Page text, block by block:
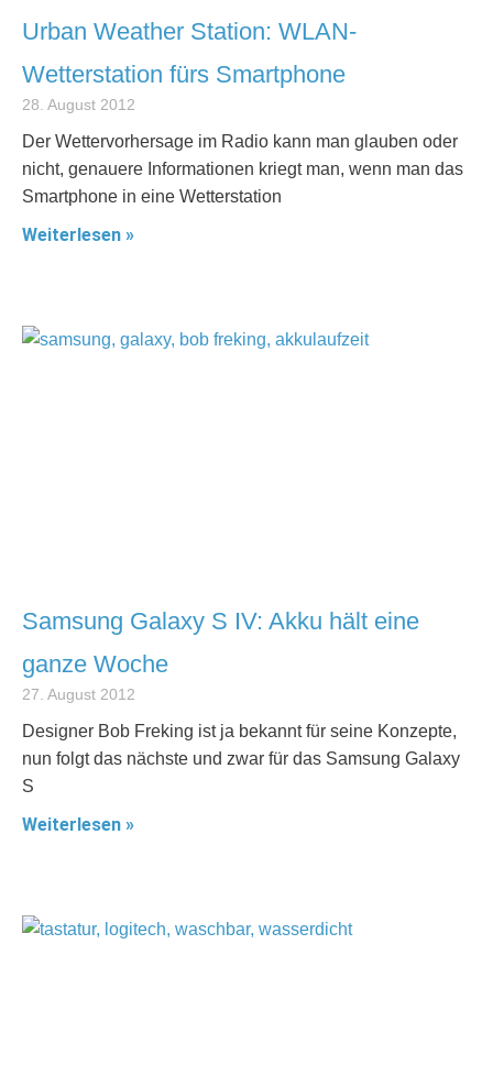
Urban Weather Station: WLAN-
Wetterstation fürs Smartphone
28. August 2012
Der Wettervorhersage im Radio kann man glauben oder
nicht, genauere Informationen kriegt man, wenn man das
Smartphone in eine Wetterstation
Weiterlesen »
Samsung Galaxy S IV: Akku hält eine
ganze Woche
27. August 2012
Designer Bob Freking ist ja bekannt für seine Konzepte,
nun folgt das nächste und zwar für das Samsung Galaxy
S
Weiterlesen »